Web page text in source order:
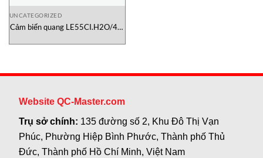
UNCATEGORIZED
Cảm biến quang LE55CI.H2O/4P-
Website QC-Master.com
Trụ sở chính: 135 đường số 2, Khu Đô Thị Vạn
Phúc, Phường Hiệp Bình Phước, Thành phố Thủ
Đức, Thành phố Hồ Chí Minh, Việt Nam